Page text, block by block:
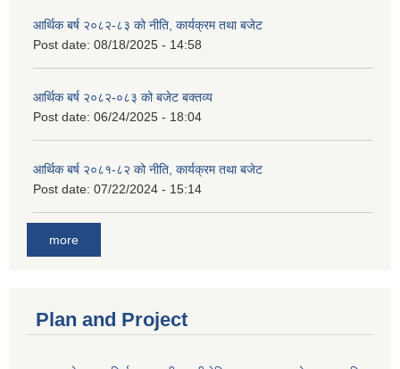
आर्थिक बर्ष २०८२-८३ को नीति, कार्यक्रम तथा बजेट
Post date: 08/18/2025 - 14:58
आर्थिक बर्ष २०८२-०८३ को बजेट बक्तव्य
Post date: 06/24/2025 - 18:04
आर्थिक बर्ष २०८१-८२ को नीति, कार्यक्रम तथा बजेट
Post date: 07/22/2024 - 15:14
more
Plan and Project